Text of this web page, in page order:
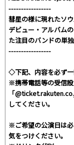
-----------------
彗星の様に現れたソ
デビュー・アルバム
た注目のバンドの単
-----------------
◇下記、内容を必ず一
※携帯電話等の受信
「
してください。
※ご希望の公演日は
気をつけください。